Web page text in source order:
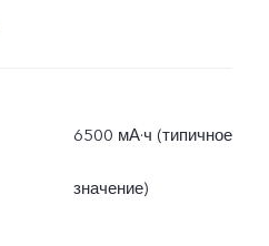
6500 мА·ч (типичное
значение)